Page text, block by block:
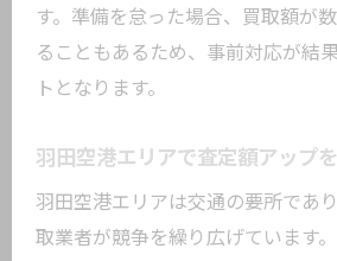
す。準備を怠った場合、買取額が
ることもあるため、事前対応が結
トとなります。
羽田空港エリアで査定額アップ
羽田空港エリアは交通の要所であ
取業者が競争を繰り広げています